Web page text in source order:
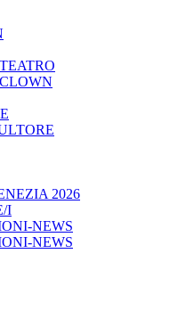
2026
I
NEWS
NEWS